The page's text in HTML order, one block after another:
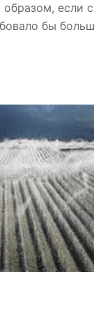
образом,
бы